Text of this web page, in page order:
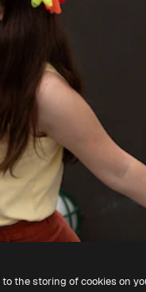
the storing of cookies on